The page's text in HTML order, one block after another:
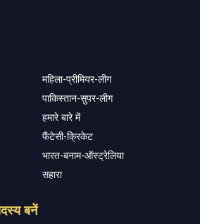
महिला-प्रीमियर-लीग
पाकिस्तान-सुपर-लीग
हमारे बारे में
फैंटेसी-क्रिकेट
भारत-बनाम-ऑस्ट्रेलिया
सहारा
बनें